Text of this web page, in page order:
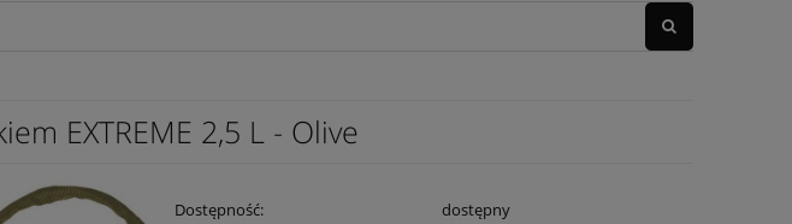
EXTREME 2,5 L - Olive
Dostępność:
dostępny